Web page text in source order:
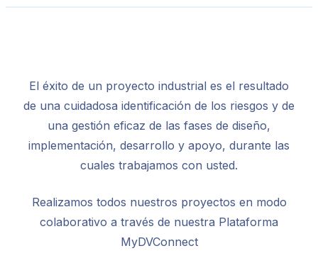
El éxito de un proyecto industrial es el resultado
de una cuidadosa identificación de los riesgos y de
una gestión eficaz de las fases de diseño,
implementación, desarrollo y apoyo, durante las
cuales trabajamos con usted.
Realizamos todos nuestros proyectos en modo
colaborativo a través de nuestra Plataforma
MyDVConnect